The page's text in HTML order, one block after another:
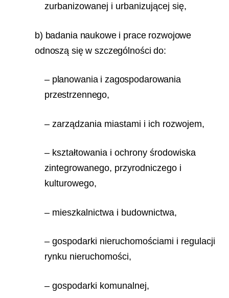
zurbanizowanej i urbanizującej się,
b) badania naukowe i prace rozwojowe
odnoszą się w szczególności do:
– planowania i zagospodarowania
przestrzennego,
– zarządzania miastami i ich rozwojem,
– kształtowania i ochrony środowiska
zintegrowanego, przyrodniczego i
kulturowego,
– mieszkalnictwa i budownictwa,
– gospodarki nieruchomościami i regulacji
rynku nieruchomości,
– gospodarki komunalnej,